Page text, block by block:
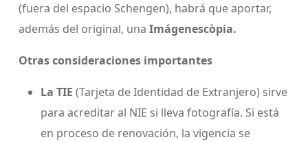
(fuera del espacio Schengen), habrá que aportar,
además del original, una Imágenescòpia.
Otras consideraciones importantes
La TIE (Tarjeta de Identidad de Extranjero) sirve
para acreditar al NIE si lleva fotografía. Si está
en proceso de renovación, la vigencia se